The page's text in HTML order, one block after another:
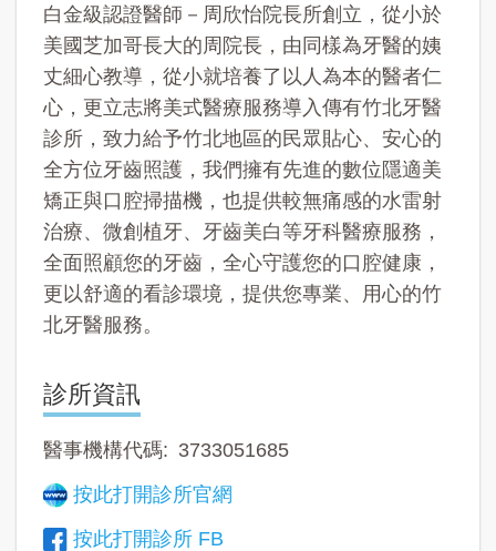
白金級認證醫師－周欣怡院長所創立，從小於
美國芝加哥長大的周院長，由同樣為牙醫的姨
丈細心教導，從小就培養了以人為本的醫者仁
心，更立志將美式醫療服務導入傳有竹北牙醫
診所，致力給予竹北地區的民眾貼心、安心的
全方位牙齒照護，我們擁有先進的數位隱適美
矯正與口腔掃描機，也提供較無痛感的水雷射
治療、微創植牙、牙齒美白等牙科醫療服務，
全面照顧您的牙齒，全心守護您的口腔健康，
更以舒適的看診環境，提供您專業、用心的竹
北牙醫服務。
診所資訊
醫事機構代碼
3733051685
按此打開診所官網
按此打開診所 FB